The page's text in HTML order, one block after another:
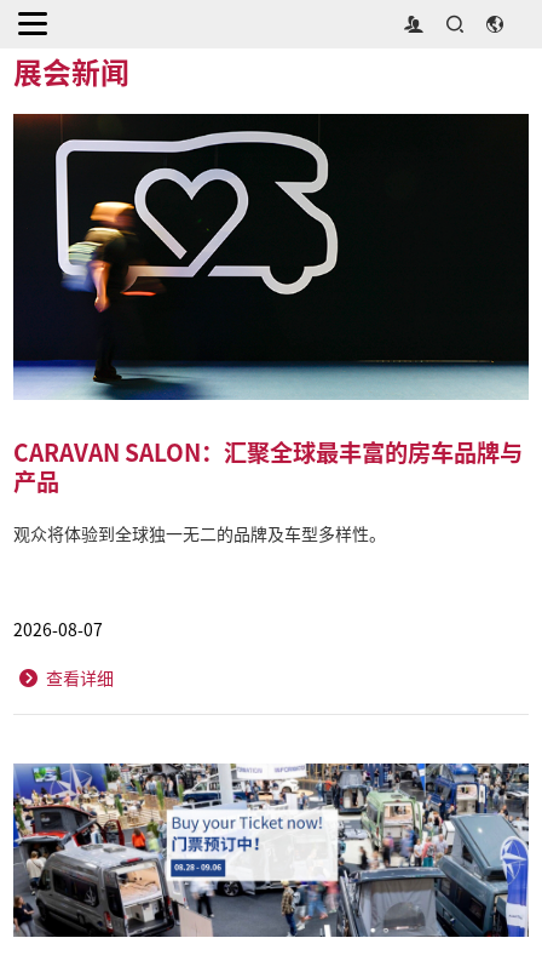
首页
展会新闻
CARAVAN SALON：汇聚全球最丰富的房车品牌与
产品
观众将体验到全球独一无二的品牌及车型多样性。
2026-08-07
查看详细